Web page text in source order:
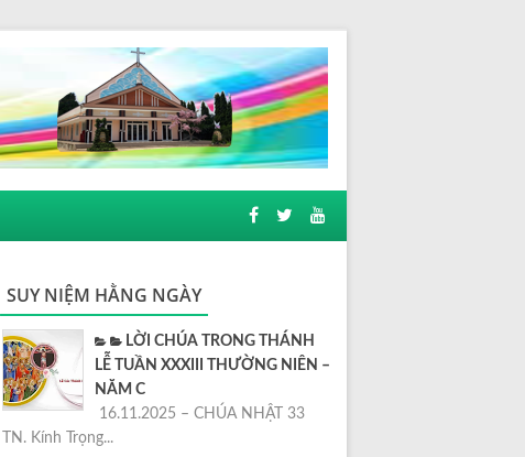
SUY NIỆM HẰNG NGÀY
LỜI CHÚA TRONG THÁNH
LỄ TUẦN XXXIII THƯỜNG NIÊN –
NĂM C
16.11.2025 – CHÚA NHẬT 33
TN. Kính Trọng...